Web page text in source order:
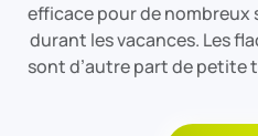
efficace pour de nombreux
durant les vacances. Les
sont d’autre part de petite